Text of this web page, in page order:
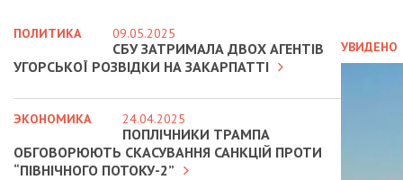
УВИДЕНО
ПОЛИТИКА 09.05.2025
СБУ ЗАТРИМАЛА ДВОХ АГЕНТІВ
УГОРСЬКОЇ РОЗВІДКИ НА ЗАКАРПАТТІ
ЭКОНОМИКА 24.04.2025
ПОПЛІЧНИКИ ТРАМПА
ОБГОВОРЮЮТЬ СКАСУВАННЯ САНКЦІЙ ПРОТИ
“ПІВНІЧНОГО ПОТОКУ-2”